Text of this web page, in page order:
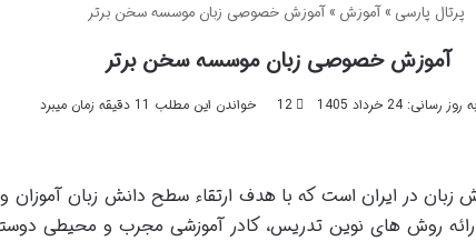
پرتال پارسی » آموزش » آموزش خصوصی زبان موسسه سخن برتر
آموزش خصوصی زبان موسسه سخن برتر
24 خرداد 1405 12 خواندن این مطلب 11 دقیقه زمان میبرد
در ایران است که با هدف ارتقاء سطح دانش زبان آموزان و
روش های نوین تدریس، کادر آموزشی مجرب و محیطی